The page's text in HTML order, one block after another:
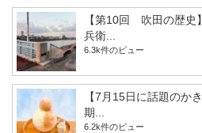
【第10回 吹田の歴史
兵衛...
6.3k件のビュー
【7月15日に話題のか
期...
6.2k件のビュー